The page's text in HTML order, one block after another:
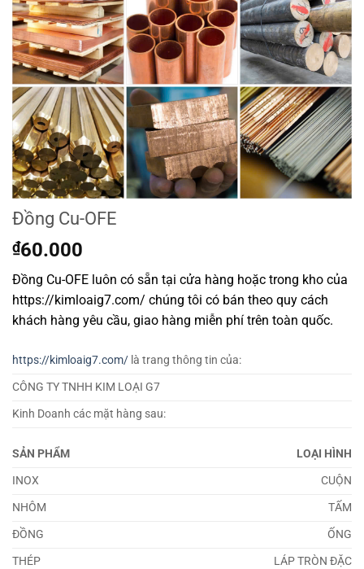
Đồng Cu-OFE
₫60.000
Đồng Cu-OFE luôn có sẵn tại cửa hàng hoặc trong kho của
https://kimloaig7.com/ chúng tôi có bán theo quy cách
khách hàng yêu cầu, giao hàng miễn phí trên toàn quốc.
https://kimloaig7.com/ là trang thông tin của:
CÔNG TY TNHH KIM LOẠI G7
Kinh Doanh các mặt hàng sau:
SẢN PHẨM
LOẠI HÌNH
INOX
CUỘN
NHÔM
TẤM
ĐỒNG
ỐNG
THÉP
LÁP TRÒN ĐẶC